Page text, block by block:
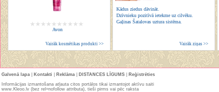
Avon
Vairāk kosmētikas produkti >>
Kādus ziedus dāvināt.
Dzīvnieku pozitīvā ietekme uz cilvēku.
Gaļinas Šatalovas uztura sistēma.
Vairāk ziņas >>
Galvenā lapa Kontakti Reklāma DISTANCES LĪGUMS
Reģistrēties
Informācijas izmantošana atļauta citos portālos tikai izmantojot aktīvu saiti
www.Kleoo.lv (bez rel=nofollow attributa), tieši pirms vai pēc raksta